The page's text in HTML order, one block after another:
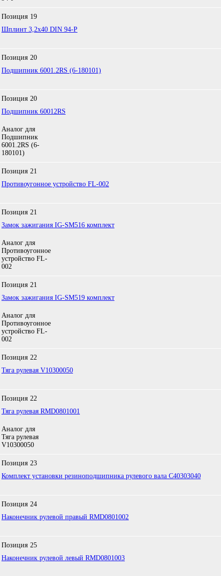
Позиция 19
Шплинт 3,2х40 DIN 94-P
Позиция 20
Подшипник 6001.2RS (6-180101)
Позиция 20
Подшипник 60012RS
Аналог для
Подшипник
6001.2RS (6-
180101)
Позиция 21
Противоугонное устройство FL-002
Позиция 21
Замок зажигания IG-SM516 комплект
Аналог для
Противоугонное
устройство FL-
002
Позиция 21
Замок зажигания IG-SM519 комплект
Аналог для
Противоугонное
устройство FL-
002
Позиция 22
Тяга рулевая V10300050
Позиция 22
Тяга рулевая RMD0801001
Аналог для
Тяга рулевая
V10300050
Позиция 23
Комплект установки резиноподшипника рулевого вала C40303040
Позиция 24
Наконечник рулевой правый RMD0801002
Позиция 25
Наконечник рулевой левый RMD0801003